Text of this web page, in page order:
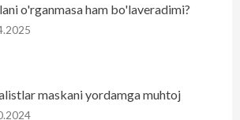
o'rganmasa ham bo'laveradimi?
maskani yordamga muhtoj